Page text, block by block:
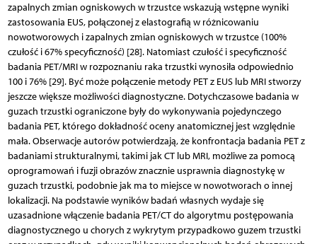
zapalnych zmian ogniskowych w trzustce wskazują wstępne wyniki
zastosowania EUS, połączonej z elastografią w różnicowaniu
nowotworowych i zapalnych zmian ogniskowych w trzustce (100%
czułość i 67% specyficzność) [28]. Natomiast czułość i specyficzność
badania PET/MRI w rozpoznaniu raka trzustki wynosiła odpowiednio
100 i 76% [29]. Być może połączenie metody PET z EUS lub MRI stworzy
jeszcze większe możliwości diagnostyczne. Dotychczasowe badania w
guzach trzustki ograniczone były do wykonywania pojedynczego
badania PET, którego dokładność oceny anatomicznej jest względnie
mała. Obserwacje autorów potwierdzają, że konfrontacja badania PET z
badaniami strukturalnymi, takimi jak CT lub MRI, możliwe za pomocą
oprogramowań i fuzji obrazów znacznie usprawnia diagnostykę w
guzach trzustki, podobnie jak ma to miejsce w nowotworach o innej
lokalizacji. Na podstawie wyników badań własnych wydaje się
uzasadnione włączenie badania PET/CT do algorytmu postępowania
diagnostycznego u chorych z wykrytym przypadkowo guzem trzustki